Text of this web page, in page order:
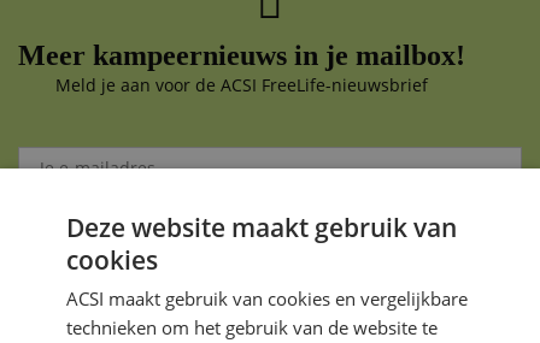
Meer kampeernieuws in je mailbox!
Meld je aan voor de ACSI FreeLife-nieuwsbrief
Aanmelden
Je gegevens zijn veilig en worden niet gedeeld met anderen
Deze website maakt gebruik van
cookies
ACSI maakt gebruik van cookies en vergelijkbare
technieken om het gebruik van de website te